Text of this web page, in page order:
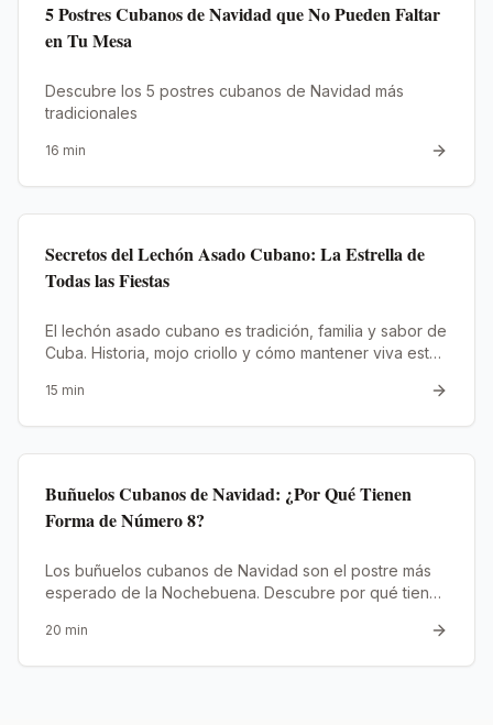
5 Postres Cubanos de Navidad que No Pueden Faltar
en Tu Mesa
Descubre los 5 postres cubanos de Navidad más
tradicionales
16 min
Secretos del Lechón Asado Cubano: La Estrella de
Todas las Fiestas
El lechón asado cubano es tradición, familia y sabor de
Cuba. Historia, mojo criollo y cómo mantener viva esta
15 min
Buñuelos Cubanos de Navidad: ¿Por Qué Tienen
Forma de Número 8?
Los buñuelos cubanos de Navidad son el postre más
esperado de la Nochebuena. Descubre por qué tienen
20 min